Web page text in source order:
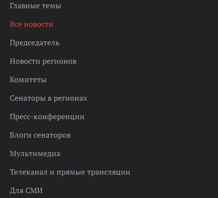
Главные темы
Все новости
Председатель
Новости регионов
Комитеты
Сенаторы в регионах
Пресс-конференции
Блоги сенаторов
Мультимедиа
Телеканал и прямые трансляции
Для СМИ